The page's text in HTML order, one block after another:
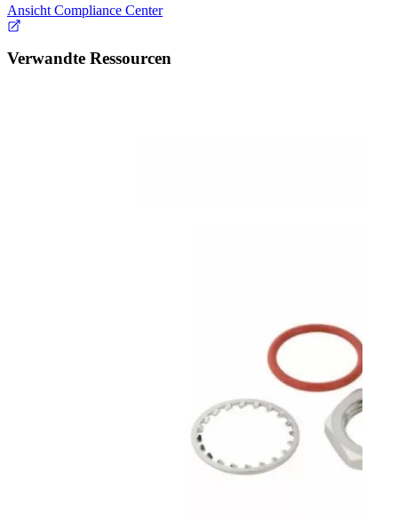
Ansicht Compliance Center
Verwandte Ressourcen